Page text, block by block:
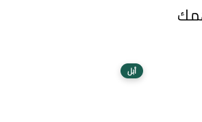
أبل